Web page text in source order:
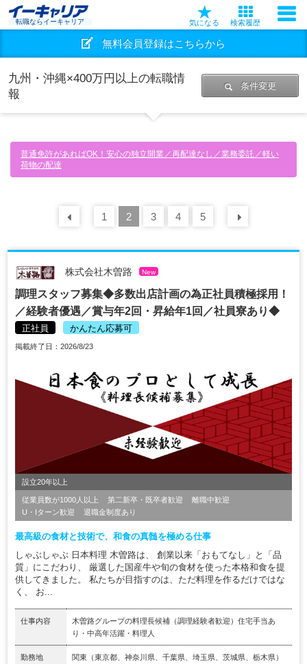
転職ならイーキャリア 気になる 検索履歴
無料会員登録はこちらから
九州・沖縄×400万円以上の転職情
報
条件変更
普通免許があればOK！安心の独立開業／再配達なし／業務委託／軽い
荷物の配達
前の 30
1 2 3 4 5
株式会社木曽路 New
調理スタッフ募集◆多数出店計画の為正社員積極採用！
／経験者優遇／賞与年2回・昇給年1回／社員寮あり◆
正社員 かんたん応募可
掲載終了日：2026/8/23
設立20年以上
従業員数が1000人以上 第二新卒・既卒者歓迎
離職中歓迎
U・Iターン歓迎
退職金制度あり
最高級の食材と技術で、和食の真髄を極める仕事
しゃぶしゃぶ 日本料理 木曽路は、 創業以来「おもてなし」と「品
質」にこだわり、 厳選した国産牛や旬の食材を使った本格和食を提
供してきました。 私たちが目指すのは、ただ料理を作るだけではな
く、 お...
仕事内容
木曽路グループの料理長候補（調理経験者歓迎）住宅手当あ
り・中高年活躍・料理人
勤務地
関東（東京都、神奈川県、千葉県、埼玉県、茨城県、栃木県）